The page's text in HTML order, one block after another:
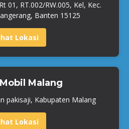
01, RT.002/RW.005, Kel, Kec.
Banten 15125
Lokasi
Malang
pakisaji, Kabupaten Malang
Lokasi